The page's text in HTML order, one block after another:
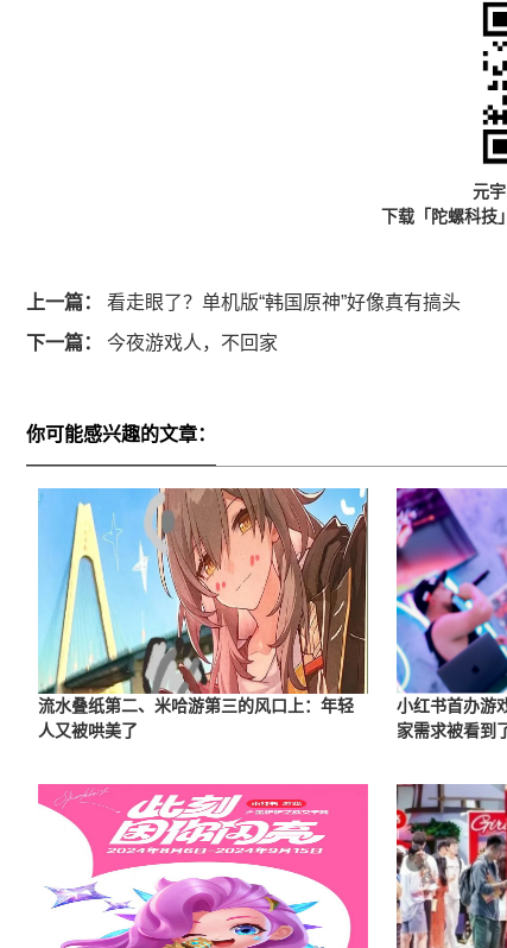
元
下载「陀螺科技
上一篇： 看走眼了？单机版“韩国原神”好像真有搞头
下一篇： 今夜游戏人，不回家
你可能感兴趣的文章：
流水叠纸第二、米哈游第三的风口上：年轻
人又被哄美了
小红书首办游
家需求被看到